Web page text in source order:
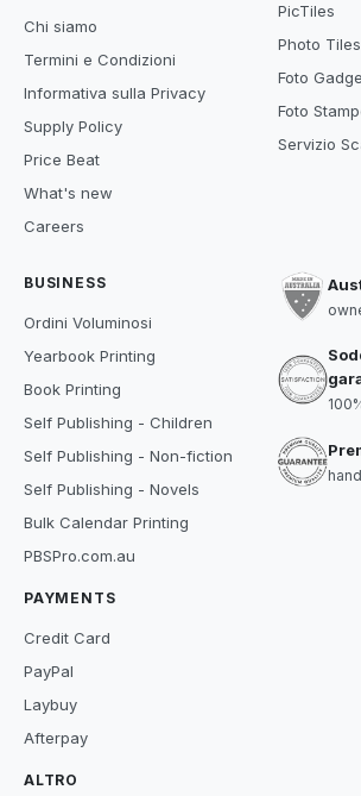
Chi siamo
Termini e Condizioni
Informativa sulla Privacy
Supply Policy
Price Beat
What's new
Careers
PicTiles
Photo Tiles
Foto
Foto
Servizio
BUSINESS
Ordini Voluminosi
Yearbook Printing
Book Printing
Self Publishing - Children
Self Publishing - Non-fiction
Self Publishing - Novels
Bulk Calendar Printing
PBSPro.com.au
PAYMENTS
Credit Card
PayPal
Laybuy
Afterpay
ALTRO